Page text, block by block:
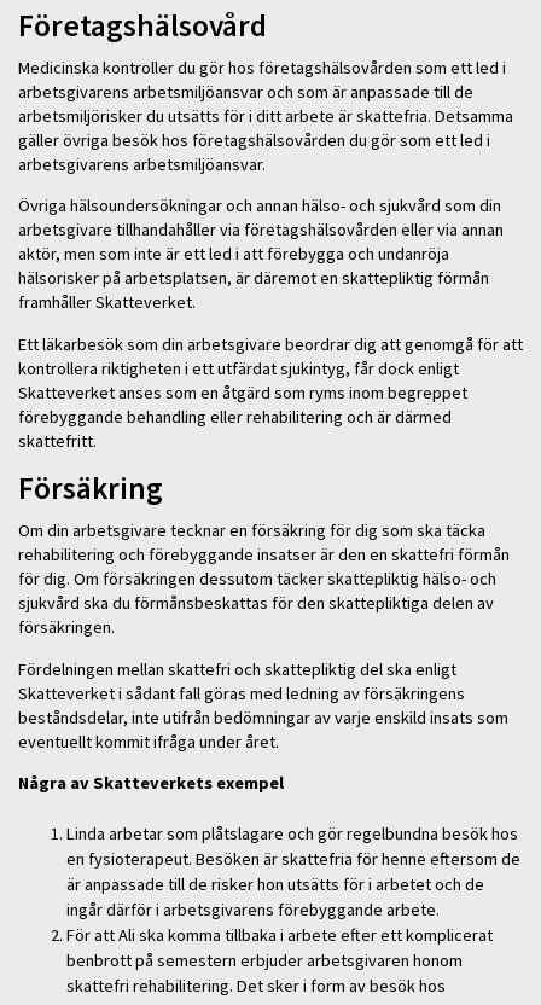
Företagshälsovård
Medicinska kontroller du gör hos företagshälsovården som ett led i
arbetsgivarens arbetsmiljöansvar och som är anpassade till de
arbetsmiljörisker du utsätts för i ditt arbete är skattefria. Detsamma
gäller övriga besök hos företagshälsovården du gör som ett led i
arbetsgivarens arbetsmiljöansvar.
Övriga hälsoundersökningar och annan hälso- och sjukvård som din
arbetsgivare tillhandahåller via företagshälsovården eller via annan
aktör, men som inte är ett led i att förebygga och undanröja
hälsorisker på arbetsplatsen, är däremot en skattepliktig förmån
framhåller Skatteverket.
Ett läkarbesök som din arbetsgivare beordrar dig att genomgå för att
kontrollera riktigheten i ett utfärdat sjukintyg, får dock enligt
Skatteverket anses som en åtgärd som ryms inom begreppet
förebyggande behandling eller rehabilitering och är därmed
skattefritt.
Försäkring
Om din arbetsgivare tecknar en försäkring för dig som ska täcka
rehabilitering och förebyggande insatser är den en skattefri förmån
för dig. Om försäkringen dessutom täcker skattepliktig hälso- och
sjukvård ska du förmånsbeskattas för den skattepliktiga delen av
försäkringen.
Fördelningen mellan skattefri och skattepliktig del ska enligt
Skatteverket i sådant fall göras med ledning av försäkringens
beståndsdelar, inte utifrån bedömningar av varje enskild insats som
eventuellt kommit ifråga under året.
Några av Skatteverkets exempel
Linda arbetar som plåtslagare och gör regelbundna besök hos
en fysioterapeut. Besöken är skattefria för henne eftersom de
är anpassade till de risker hon utsätts för i arbetet och de
ingår därför i arbetsgivarens förebyggande arbete.
För att Ali ska komma tillbaka i arbete efter ett komplicerat
benbrott på semestern erbjuder arbetsgivaren honom
skattefri rehabilitering. Det sker i form av besök hos